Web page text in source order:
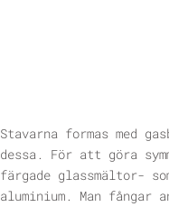
Stavarna formas med
dessa. För att göra
färgade glassmältor-
aluminium. Man fångar